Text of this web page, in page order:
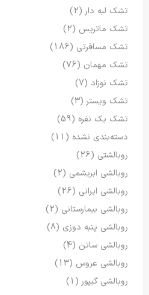
تشک لبه دار (2)
تشک ماتریس (2)
تشک مسافرتی (186)
تشک مهمان (76)
تشک نوزاد (7)
تشک ویستر (3)
تشک یک نفره (59)
دسته‌بندی نشده (11)
روبالشتی (26)
روبالشی ابریشمی (2)
روبالشی ایرانی (26)
روبالشی بیمارستانی (2)
روبالشی پنبه دوزی (8)
روبالشی ساتن (4)
روبالشی عروس (13)
روبالشی گیپور (1)